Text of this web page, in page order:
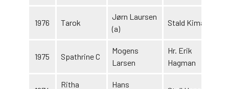
1976 Tarok
Jørn Laursen
(a)
Stald Kima
1975 Spathrine C
Mogens
Larsen
Hr. Erik
Hagman
Ritha
Hans